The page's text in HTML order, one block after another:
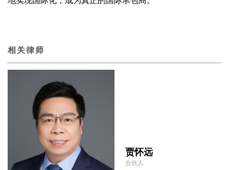
相关律师
贾怀远
合伙人